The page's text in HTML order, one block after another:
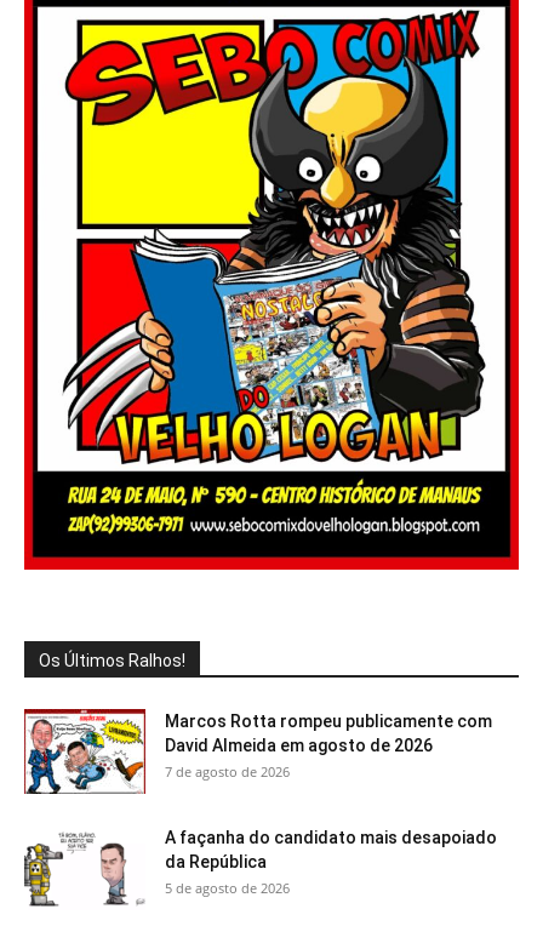
Os Últimos Ralhos!
Marcos Rotta rompeu publicamente com
David Almeida em agosto de 2026
7 de agosto de 2026
A façanha do candidato mais desapoiado
da República
5 de agosto de 2026